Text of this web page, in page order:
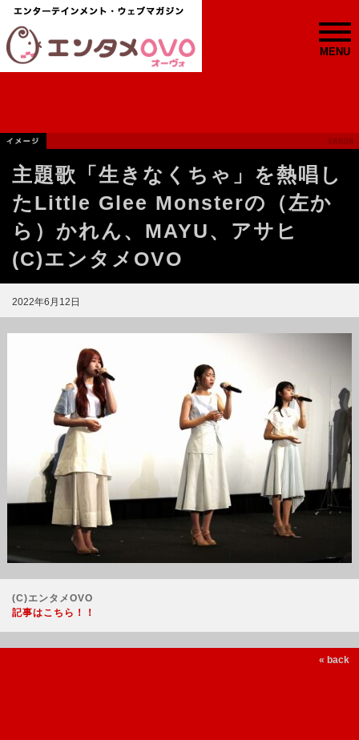
MENU
主題歌「生きなくちゃ」を熱唱し
たLittle Glee Monsterの（左か
ら）かれん、MAYU、アサヒ
(C)エンタメOVO
2022年6月12日
(C)エンタメOVO
記事はこちら！！
« back